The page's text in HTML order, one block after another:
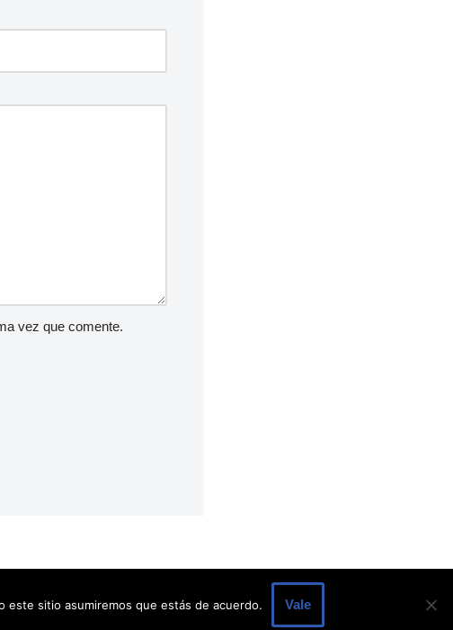
vez que comente.
este sitio asumiremos que estás de acuerdo. Vale